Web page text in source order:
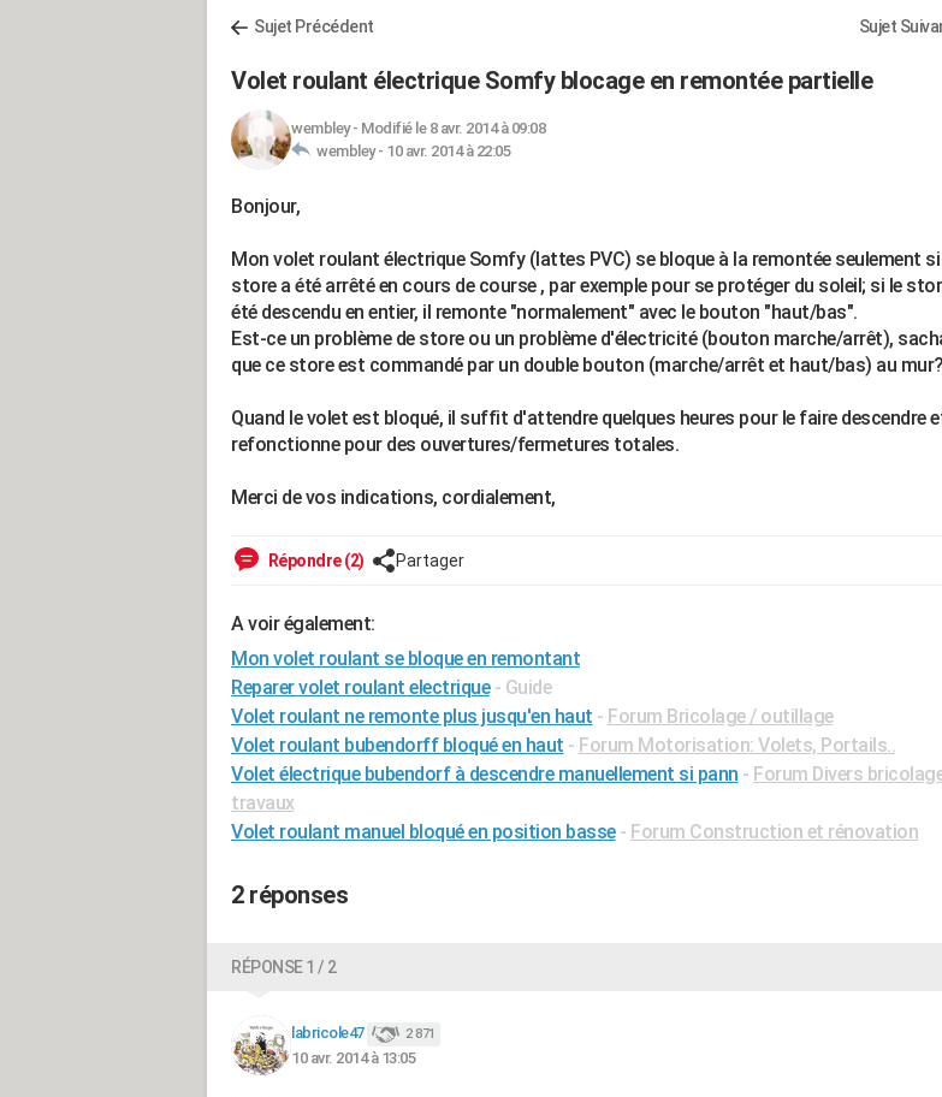
Sujet Précédent Sujet
Volet roulant électrique Somfy blocage en remontée partielle
wembley- Modifié le 8 avr. 2014 à 09:08
wembley - 10 avr. 2014 à 22:05
Bonjour,
Mon volet roulant électrique Somfy (lattes PVC) se bloque à la remontée seulement si
store a été arrêté en cours de course , par exemple pour se protéger du soleil; si le
été descendu en entier, il remonte "normalement" avec le bouton "haut/bas".
Est-ce un problème de store ou un problème d'électricité (bouton marche/arrêt),
que ce store est commandé par un double bouton (marche/arrêt et haut/bas) au mur?
Quand le volet est bloqué, il suffit d'attendre quelques heures pour le faire descendre
refonctionne pour des ouvertures/fermetures totales.
Merci de vos indications, cordialement,
Répondre (2) Partager
A voir également:
Mon volet roulant se bloque en remontant
Reparer volet roulant electrique - Guide
Volet roulant ne remonte plus jusqu'en haut - Forum Bricolage / outillage
Volet roulant bubendorff bloqué en haut - Forum Motorisation: Volets, Portails..
Volet électrique bubendorf à descendre manuellement si pann - Forum Divers
travaux
Volet roulant manuel bloqué en position basse - Forum Construction et rénovation
2 réponses
RÉPONSE 1 / 2
labricole47 2 871
10 avr. 2014 à 13:05